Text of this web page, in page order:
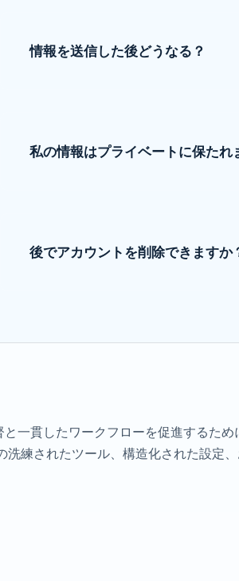
情報を送信した後どうなる？
私の情報はプライベートに保たれ
後でアカウントを削除できますか
一貫したワークフローを促進するた
洗練されたツール、構造化された設定